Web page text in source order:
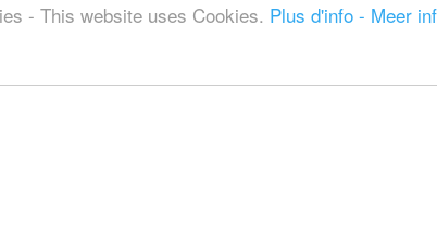
- This website uses Cookies. Plus d'info - Meer